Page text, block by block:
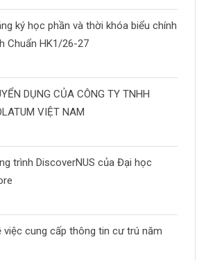
ký học phần và thời khóa biểu chính
Chuẩn HK1/26-27
DỤNG CỦA CÔNG TY TNHH
VIỆT NAM
trình DiscoverNUS của Đại học
việc cung cấp thông tin cư trú năm